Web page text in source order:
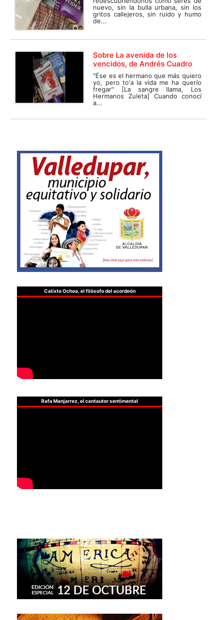
nuevo, sin la bulla urbana, sin los
gritos callejeros, sin ruido y humo
de...
Sobre La avenida de los
vencidos, de Andrés Cuadro
"Ése es el hermano que más quiero
yo, pero to'a la vida me ha querío
fregar" [La sangre llama, Los
Hermanos Zuleta] Cuando conocí
a...
Calixto Ochoa, el filósofo del acordeón
Rafa Manjarrez, el cantautor sentimental